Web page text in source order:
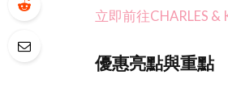
立即前往CHARLES
優惠亮點與重點